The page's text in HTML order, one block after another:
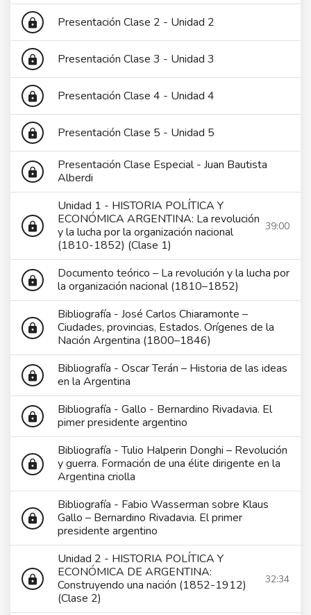
lock Presentación Clase 2 - Unidad 2
lock Presentación Clase 3 - Unidad 3
lock Presentación Clase 4 - Unidad 4
lock Presentación Clase 5 - Unidad 5
lock
Presentación Clase Especial - Juan Bautista
Alberdi
lock
Unidad 1 - HISTORIA POLÍTICA Y
ECONÓMICA ARGENTINA: La revolución
y la lucha por la organización nacional
(1810-1852) (Clase 1)
39:00
lock
Documento teórico – La revolución y la lucha por
la organización nacional (1810–1852)
lock
Bibliografía - José Carlos Chiaramonte –
Ciudades, provincias, Estados. Orígenes de la
Nación Argentina (1800–1846)
lock
Bibliografía - Oscar Terán – Historia de las ideas
en la Argentina
lock
Bibliografía - Gallo - Bernardino Rivadavia. El
pimer presidente argentino
lock
Bibliografía - Tulio Halperin Donghi – Revolución
y guerra. Formación de una élite dirigente en la
Argentina criolla
lock
Bibliografía - Fabio Wasserman sobre Klaus
Gallo – Bernardino Rivadavia. El primer
presidente argentino
lock
Unidad 2 - HISTORIA POLÍTICA Y
ECONÓMICA DE ARGENTINA:
Construyendo una nación (1852-1912)
(Clase 2)
32:34